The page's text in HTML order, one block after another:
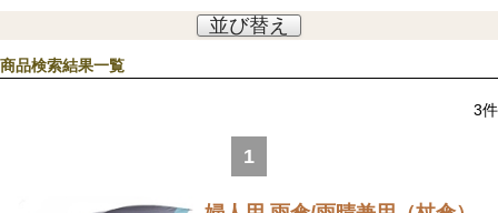
並び替え
商品検索結果一覧
3件
1